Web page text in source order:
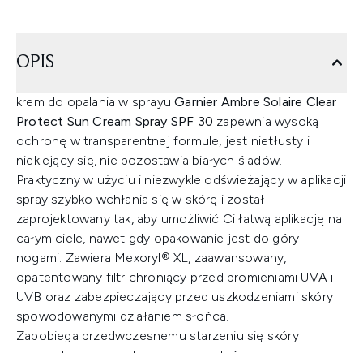
OPIS
krem do opalania w sprayuGarnier Ambre Solaire Clear
Protect Sun Cream Spray SPF 30 zapewnia wysoką
ochronę w transparentnej formule, jest nietłusty i
nieklejący się, nie pozostawia białych śladów.
Praktyczny w użyciu i niezwykle odświeżający w aplikacji
spray szybko wchłania się w skórę i został
zaprojektowany tak, aby umożliwić Ci łatwą aplikację na
całym ciele, nawet gdy opakowanie jest do góry
nogami. Zawiera Mexoryl® XL, zaawansowany,
opatentowany filtr chroniący przed promieniami UVA i
UVB oraz zabezpieczający przed uszkodzeniami skóry
spowodowanymi działaniem słońca.
Zapobiega przedwczesnemu starzeniu się skóry